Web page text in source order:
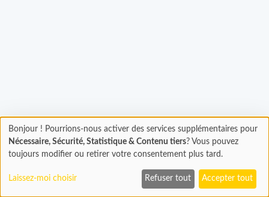
Chargement...Chargement
En cours...
Bonjour ! Pourrions-nous activer des services supplémentaires pour
Nécessaire, Sécurité, Statistique & Contenu tiers? Vous pouvez
toujours modifier ou retirer votre consentement plus tard.
Laissez-moi choisir Refuser tout Accepter tout